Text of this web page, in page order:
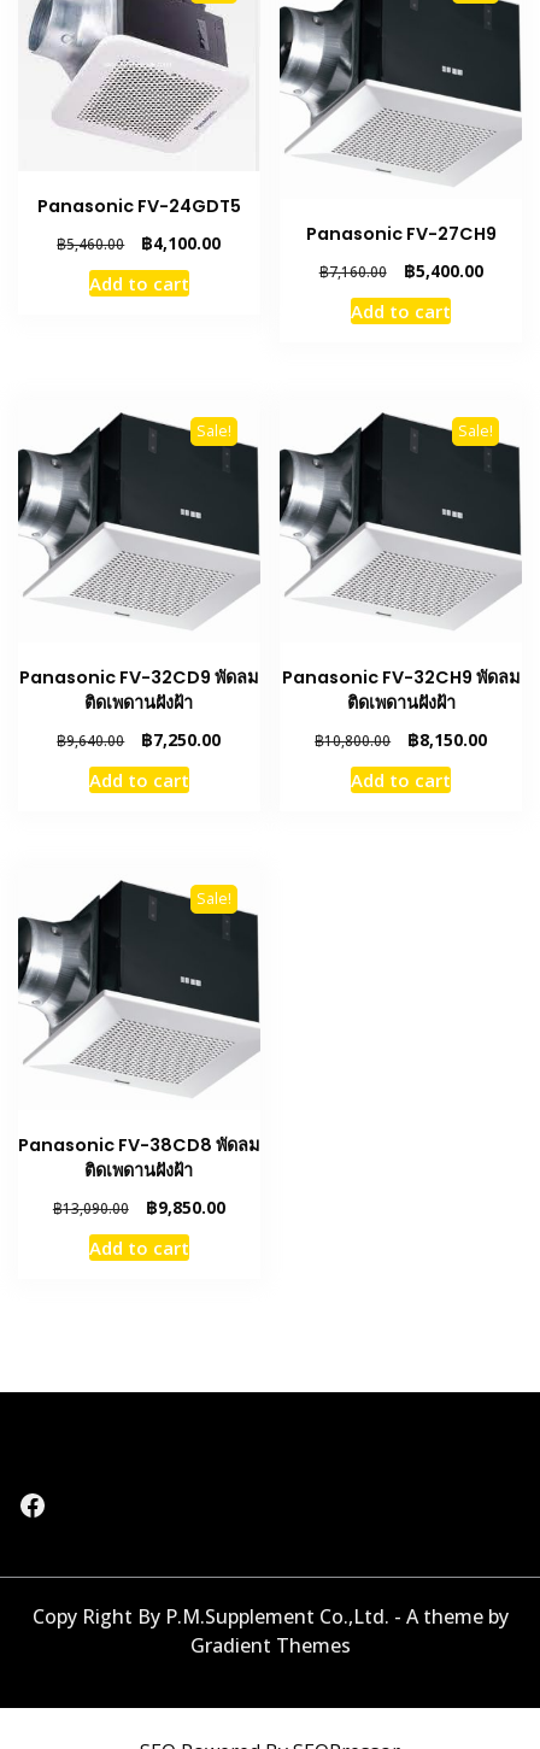
Panasonic FV-24GDT5
฿5,460.00
Original
price
was:
฿4,100.00Current
Add to cart
Panasonic FV-27CH9
฿7,160.00
Original
price
was:
฿5,400.00Current
Add to cart
Sale!
Panasonic FV-32CD9 พัดลม
ติดเพดานฝังฝ้า
฿9,640.00
Original
price
was:
฿7,250.00Current
Add to cart
Sale!
Panasonic FV-32CH9 พัดลม
ติดเพดานฝังฝ้า
฿10,800.00
Original
price
was:
฿8,150.00
Add to cart
Sale!
Panasonic FV-38CD8 พัดลม
ติดเพดานฝังฝ้า
฿13,090.00
Original
price
was:
฿9,850.00Current
Add to cart
Facebook
Copy Right By P.M.Supplement Co.,Ltd. - A theme by
Gradient Themes